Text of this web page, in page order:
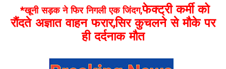
*खूनी सड़क ने फिर निगली एक जिंदग,फेक्ट्री कर्मी को
रौंदते अज्ञात वाहन फरार,सिर कुचलने से मौके पर
ही दर्दनाक मौत